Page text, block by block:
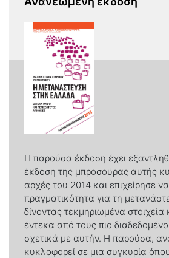
Η παρούσα έκδοση έχει
έκδοση της μπροσούρας αυτής
αρχές του 2014 και επιχείρησε
πραγματικότητα για τη
δίνοντας τεκμηριωμένα
έντεκα από τους πιο
σχετικά με αυτήν. H παρούσα,
κυκλοφορεί σε μια συγκυρία